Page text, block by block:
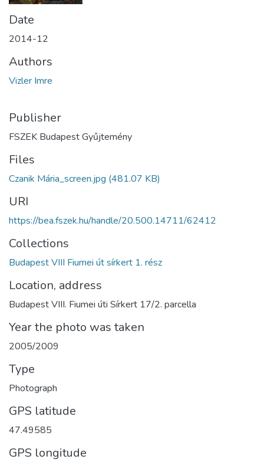
Date
2014-12
Authors
Vizler Imre
Publisher
FSZEK Budapest Gyűjtemény
Files
Czanik Mária_screen.jpg (481.07 KB)
URI
https://bea.fszek.hu/handle/20.500.14711/62412
Collections
Budapest VIII Fiumei út sírkert 1. rész
Location, address
Budapest VIII. Fiumei úti Sírkert 17/2. parcella
Year the photo was taken
2005/2009
Type
Photograph
GPS latitude
47.49585
GPS longitude